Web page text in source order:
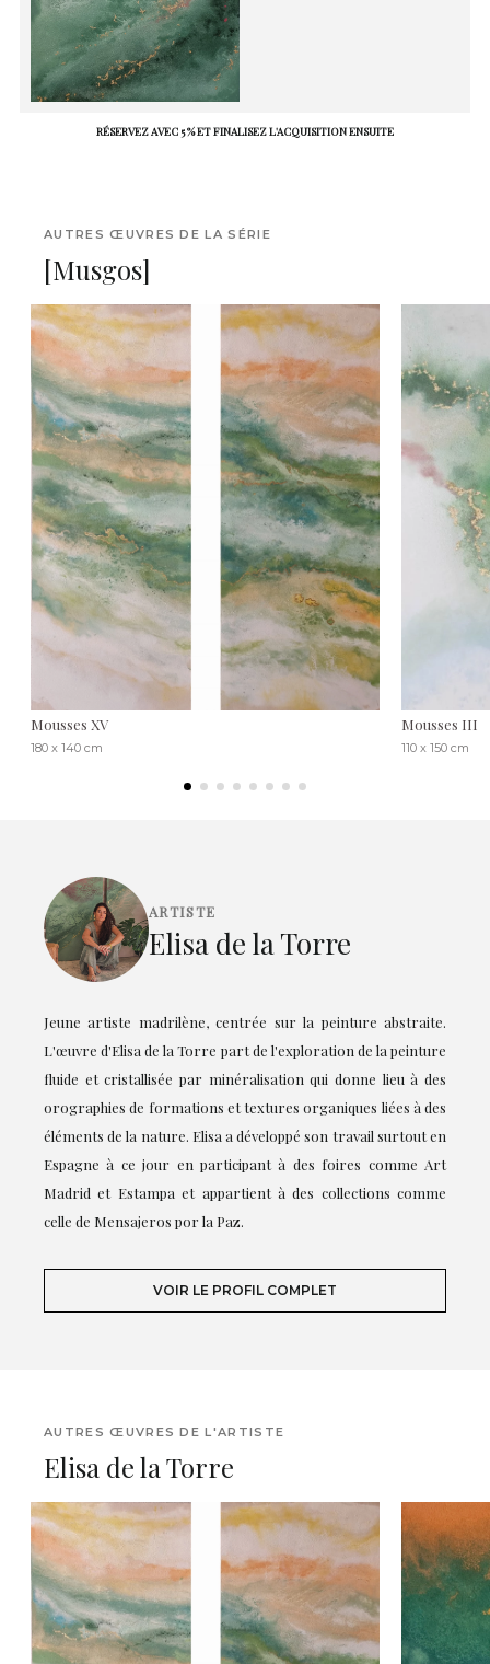
RÉSERVEZ AVEC 5 % ET FINALISEZ L'ACQUISITION ENSUITE
AUTRES ŒUVRES DE LA SÉRIE
[Musgos]
Mousses XV
180 x 140 cm
Mousses III
110 x 150 cm
ARTISTE
Elisa de la Torre
Jeune artiste madrilène, centrée sur la peinture abstraite.
L'œuvre d'Elisa de la Torre part de l'exploration de la peinture
fluide et cristallisée par minéralisation qui donne lieu à des
orographies de formations et textures organiques liées à des
éléments de la nature. Elisa a développé son travail surtout en
Espagne à ce jour en participant à des foires comme Art
Madrid et Estampa et appartient à des collections comme
celle de Mensajeros por la Paz.
VOIR LE PROFIL COMPLET
AUTRES ŒUVRES DE L'ARTISTE
Elisa de la Torre